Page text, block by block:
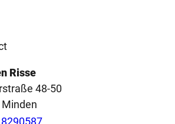
Risse
48-50
Minden